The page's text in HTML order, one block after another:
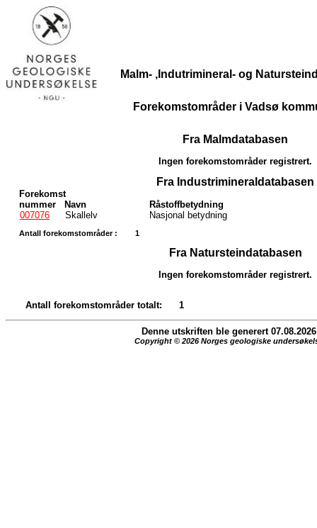
Malm- ,Indutrimineral- og
Forekomstområder i Vadsø
Fra Malmdatabasen
Ingen forekomstområder registrert.
Fra Industrimineraldatabasen
Forekomst
nummer
Navn
Råstoffbetydning
007076
Skallelv Nasjonal betydning
Antall forekomstområder : 1
Fra Natursteindatabasen
Ingen forekomstområder registrert.
Antall forekomstområder totalt: 1
Denne utskriften ble generert 07.08.2026
Copyright © 2026 Norges geologiske